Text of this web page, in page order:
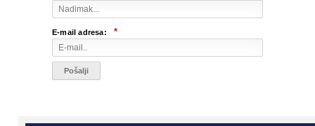
E-mail adresa: *